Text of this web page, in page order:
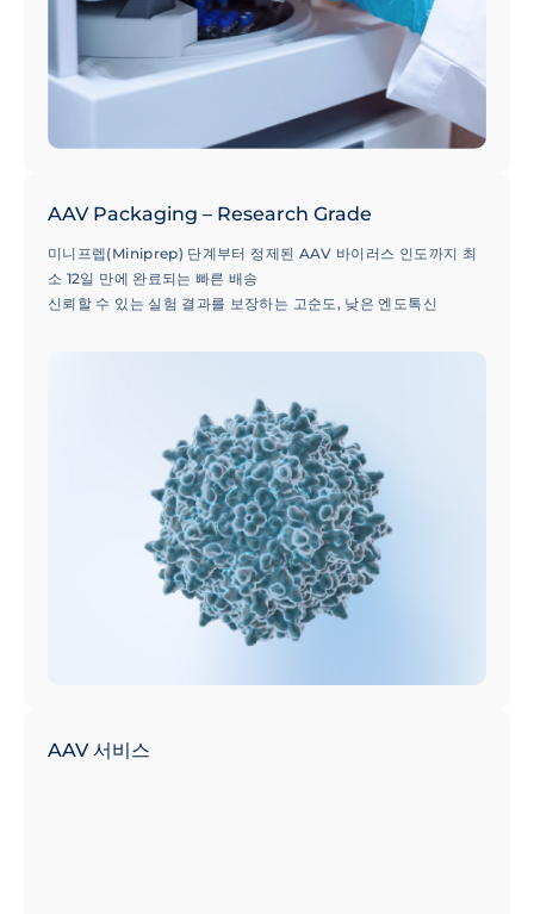
AAV Packaging – Research Grade
미니프렙(Miniprep) 단계부터 정제된 AAV 바이러스 인도까지 최
소 12일 만에 완료되는 빠른 배송
신뢰할 수 있는 실험 결과를 보장하는 고순도, 낮은 엔도톡신
50,000건 이상의 성공적인 프로젝트 수행 실적으로 검증된 100개
AAV 서비스